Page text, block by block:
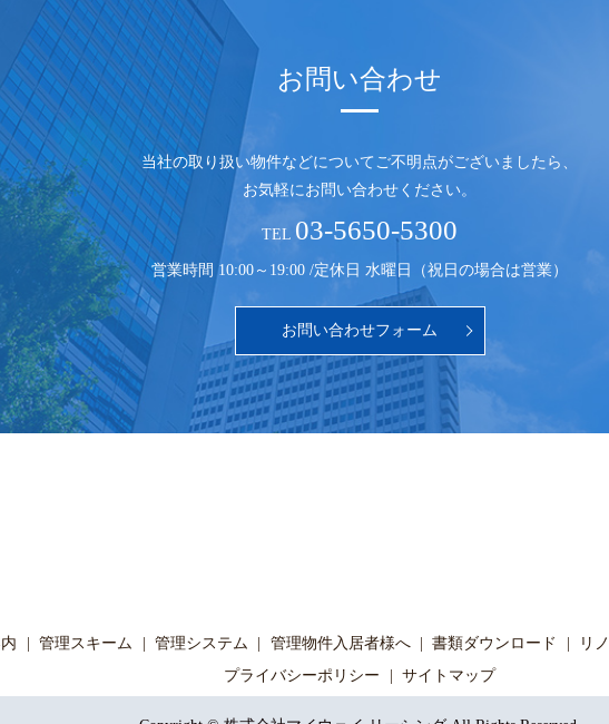
お問い合わせ
当社の取り扱い物件などについてご不明点がございましたら、
お気軽にお問い合わせください。
TEL 03-5650-5300
営業時間 10:00～19:00 /定休日 水曜日（祝日の場合は営業）
お問い合わせフォーム
管理スキーム 管理システム 管理物件入居者様へ 書類ダウンロード
リ
プライバシーポリシー
サイトマップ